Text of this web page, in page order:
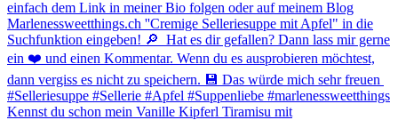
Kennst du schon mein Vanille Kipferl Tiramisu mit